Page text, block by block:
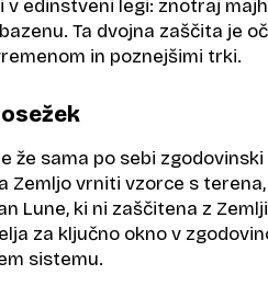
edinstveni legi: znotraj
Ta dvojna zaščita je
in poznejšimi trki.
že sama po sebi
Zemljo vrniti vzorce s
Lune, ki ni zaščitena z
za ključno okno v
sistemu.